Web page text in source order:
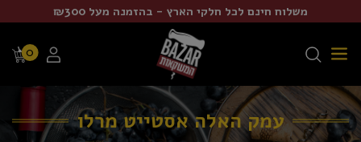
משלוח חינם לכל חלקי הארץ - בהזמנה מעל ₪300
0
עמק האלה אסטייט מרלו